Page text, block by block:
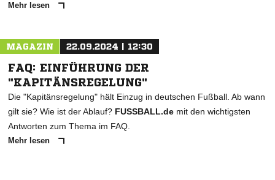
Mehr lesen
MAGAZIN 22.09.2024 | 12:30
FAQ: EINFÜHRUNG DER
"KAPITÄNSREGELUNG"
Die "Kapitänsregelung" hält Einzug in deutschen Fußball. Ab wann
gilt sie? Wie ist der Ablauf? FUSSBALL.de mit den wichtigsten
Antworten zum Thema im FAQ.
Mehr lesen